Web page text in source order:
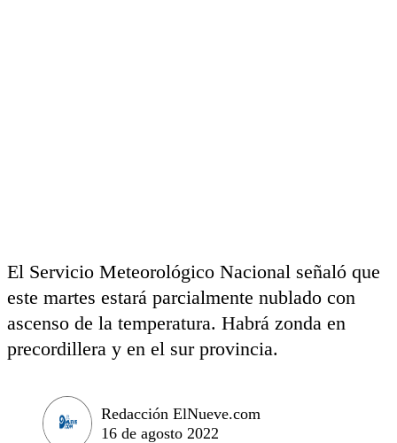
El Servicio Meteorológico Nacional señaló que
este martes estará parcialmente nublado con
ascenso de la temperatura. Habrá zonda en
precordillera y en el sur provincia.
Redacción ElNueve.com
16 de agosto 2022